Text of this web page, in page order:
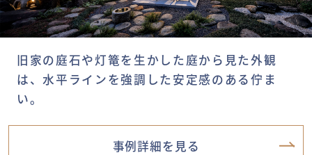
旧家の庭石や灯篭を生かした庭から見た外観
は、水平ラインを強調した安定感のある佇ま
い。
事例詳細を見る